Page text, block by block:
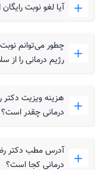
هندی بین ناهار و
کم تحرکی و
میخوره از وزن
متخصص تغذیه یه
آیا لغو نوبت
چطور می‌توانم
رژیم درمانی را از سلامتی۲۴ بگیرم و
هزینه ویزیت دکتر
درمانی چقدر است؟
آدرس مطب دکتر
درمانی کجا است؟